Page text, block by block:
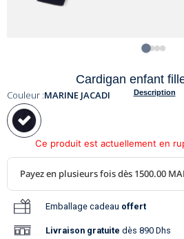
Cardigan enfant
Description
Couleur :MARINE JACADI
Ce produit est actuellement en
Emballage cadeau offert
Livraison gratuite dès 890 Dhs